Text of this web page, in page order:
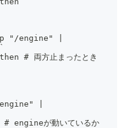
"/engine" |
# 両方止まったとき
|
engineが動いているか